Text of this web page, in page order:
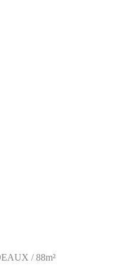
/ 88m²